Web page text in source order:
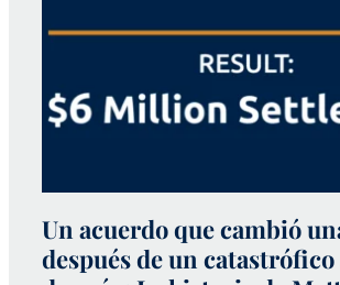
Un acuerdo que cambió
después de un